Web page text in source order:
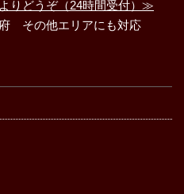
りどうぞ（24時間受付）≫
府 その他エリアにも対応